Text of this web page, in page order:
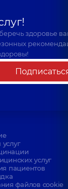
здоровье
услуг
пациентов
файлов cookie